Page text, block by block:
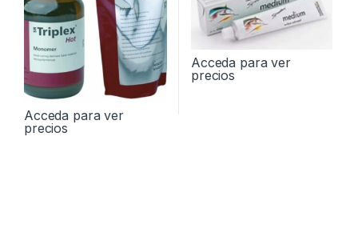
Acceda para ver
precios
Acceda para ver
precios